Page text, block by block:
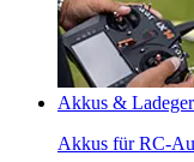
Akkus &
Akkus für RC-